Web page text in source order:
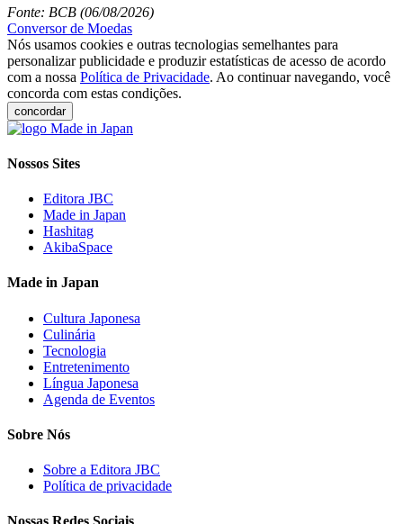
Fonte: BCB (06/08/2026)
Conversor de Moedas
Nós usamos cookies e outras tecnologias semelhantes para
personalizar publicidade e produzir estatísticas de acesso de acordo
com a nossa Política de Privacidade. Ao continuar navegando, você
concorda com estas condições.
concordar
Nossos Sites
Editora JBC
Made in Japan
Hashitag
AkibaSpace
Made in Japan
Cultura Japonesa
Culinária
Tecnologia
Entretenimento
Língua Japonesa
Agenda de Eventos
Sobre Nós
Sobre a Editora JBC
Política de privacidade